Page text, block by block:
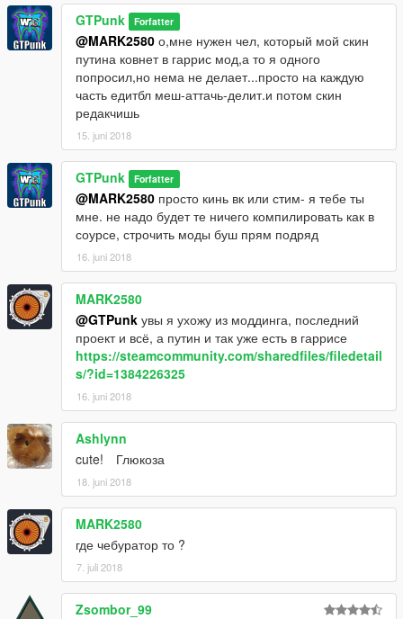
GTPunk Forfatter
@MARK2580 о,мне нужен чел, который мой скин
путина ковнет в гаррис мод,а то я одного
попросил,но нема не делает...просто на каждую
часть едитбл меш-аттачь-делит.и потом скин
редакчишь
15. juni 2018
GTPunk Forfatter
@MARK2580 просто кинь вк или стим- я тебе ты
мне. не надо будет те ничего компилировать как в
соурсе, строчить моды буш прям подряд
16. juni 2018
MARK2580
@GTPunk увы я ухожу из моддинга, последний
проект и всё, а путин и так уже есть в гаррисе
https://steamcommunity.com/sharedfiles/filedetail
s/?id=1384226325
16. juni 2018
Ashlynn
cute! Глюкоза
18. juni 2018
MARK2580
где чебуратор то ?
7. juli 2018
Zsombor_99